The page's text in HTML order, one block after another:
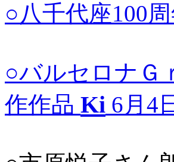
○八千代座100
○バルセロナＧ
作作品 Ki 6月4